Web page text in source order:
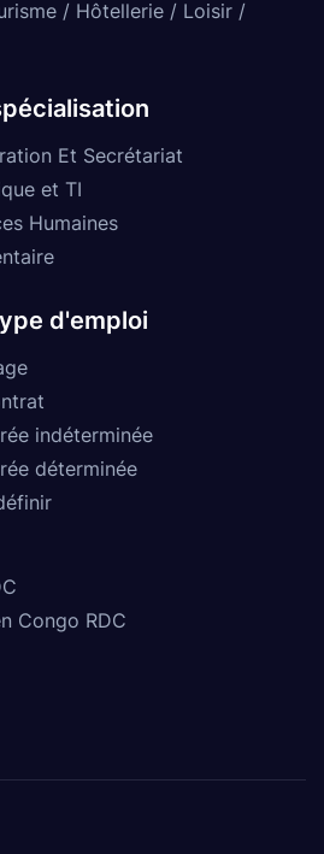
/ Hôtellerie / Loisir /
Et Secrétariat
et TI
Humaines
d'emploi
indéterminée
déterminée
Congo RDC